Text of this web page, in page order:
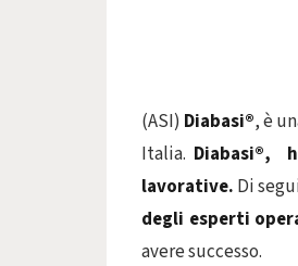
(ASI) Diabasi®, è
Italia. Diabasi®,
lavorative. Di
degli esperti
avere successo.